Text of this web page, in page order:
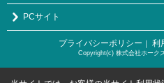
PCサイト
プライバシーポリシー 利
Copyright(c) 株式会社ホーク